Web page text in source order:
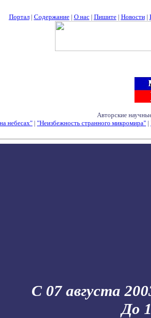
Портал| Содержание| О нас| Пишите| Новости|
Авторские
небесах" | "Неизбежность странного микромира" |
С 07 августа
До